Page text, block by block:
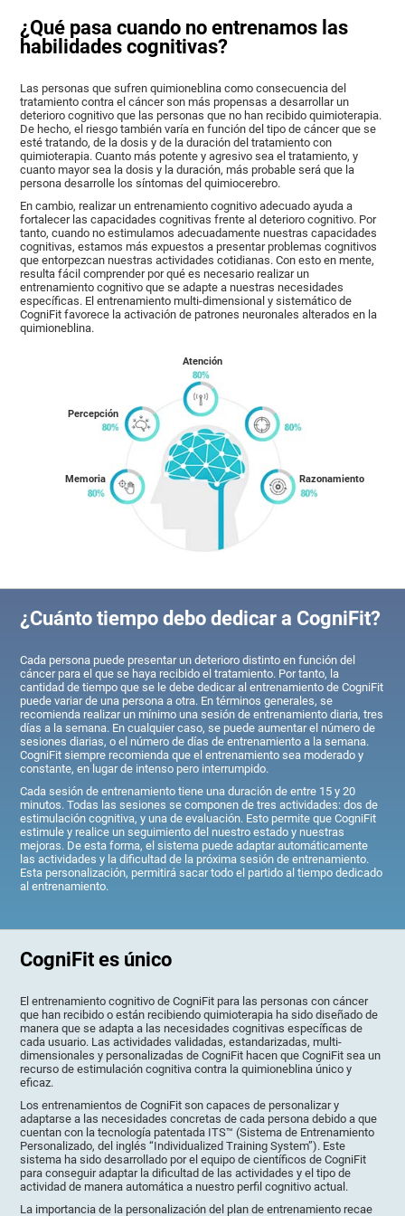
¿Qué pasa cuando no entrenamos las
habilidades cognitivas?
Las personas que sufren quimioneblina como consecuencia del
tratamiento contra el cáncer son más propensas a desarrollar un
deterioro cognitivo que las personas que no han recibido quimioterapia.
De hecho, el riesgo también varía en función del tipo de cáncer que se
esté tratando, de la dosis y de la duración del tratamiento con
quimioterapia. Cuanto más potente y agresivo sea el tratamiento, y
cuanto mayor sea la dosis y la duración, más probable será que la
persona desarrolle los síntomas del quimiocerebro.
En cambio, realizar un entrenamiento cognitivo adecuado ayuda a
fortalecer las capacidades cognitivas frente al deterioro cognitivo. Por
tanto, cuando no estimulamos adecuadamente nuestras capacidades
cognitivas, estamos más expuestos a presentar problemas cognitivos
que entorpezcan nuestras actividades cotidianas. Con esto en mente,
resulta fácil comprender por qué es necesario realizar un
entrenamiento cognitivo que se adapte a nuestras necesidades
específicas. El entrenamiento multi-dimensional y sistemático de
CogniFit favorece la activación de patrones neuronales alterados en la
quimioneblina.
Memoria
Percepción
Atención
Razonamiento
¿Cuánto tiempo debo dedicar a CogniFit?
Cada persona puede presentar un deterioro distinto en función del
cáncer para el que se haya recibido el tratamiento. Por tanto, la
cantidad de tiempo que se le debe dedicar al entrenamiento de CogniFit
puede variar de una persona a otra. En términos generales, se
recomienda realizar un mínimo una sesión de entrenamiento diaria, tres
días a la semana. En cualquier caso, se puede aumentar el número de
sesiones diarias, o el número de días de entrenamiento a la semana.
CogniFit siempre recomienda que el entrenamiento sea moderado y
constante, en lugar de intenso pero interrumpido.
Cada sesión de entrenamiento tiene una duración de entre 15 y 20
minutos. Todas las sesiones se componen de tres actividades: dos de
estimulación cognitiva, y una de evaluación. Esto permite que CogniFit
estimule y realice un seguimiento del nuestro estado y nuestras
mejoras. De esta forma, el sistema puede adaptar automáticamente
las actividades y la dificultad de la próxima sesión de entrenamiento.
Esta personalización, permitirá sacar todo el partido al tiempo dedicado
al entrenamiento.
CogniFit es único
El entrenamiento cognitivo de CogniFit para las personas con cáncer
que han recibido o están recibiendo quimioterapia ha sido diseñado de
manera que se adapta a las necesidades cognitivas específicas de
cada usuario. Las actividades validadas, estandarizadas, multi-
dimensionales y personalizadas de CogniFit hacen que CogniFit sea un
recurso de estimulación cognitiva contra la quimioneblina único y
eficaz.
Los entrenamientos de CogniFit son capaces de personalizar y
adaptarse a las necesidades concretas de cada persona debido a que
cuentan con la tecnología patentada ITS™ (Sistema de Entrenamiento
Personalizado, del inglés “Individualized Training System”). Este
sistema ha sido desarrollado por el equipo de científicos de CogniFit
para conseguir adaptar la dificultad de las actividades y el tipo de
actividad de manera automática a nuestro perfil cognitivo actual.
La importancia de la personalización del plan de entrenamiento recae